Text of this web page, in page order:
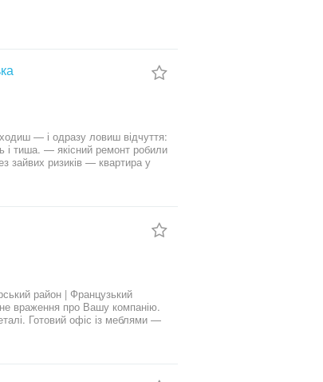
та району Музкомедії.
— і одразу ловиш відчуття:
і тиша. — якісний ремонт робили
ризиків — квартира у
— тихий район, але все
район міста. Це не просто
район | Французький
враження про Вашу компанію.
Готовий офіс із меблями —
компанію, дизайнерську